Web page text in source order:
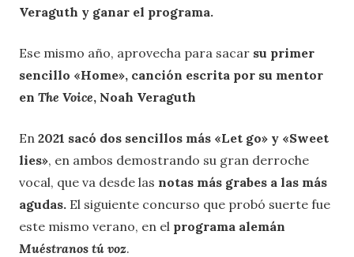
Veraguth y ganar el programa.
Ese mismo año, aprovecha para sacar su primer
sencillo «Home», canción escrita por su mentor
en The Voice, Noah Veraguth
En 2021 sacó dos sencillos más «Let go» y «Sweet
lies», en ambos demostrando su gran derroche
vocal, que va desde las notas más grabes a las más
agudas. El siguiente concurso que probó suerte fue
este mismo verano, en el programa alemán
Muéstranos tú voz.